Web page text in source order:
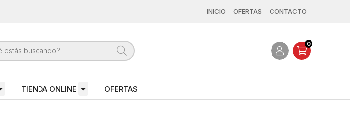
INICIO OFERTAS CONTACTO
0
TIENDA ONLINE OFERTAS